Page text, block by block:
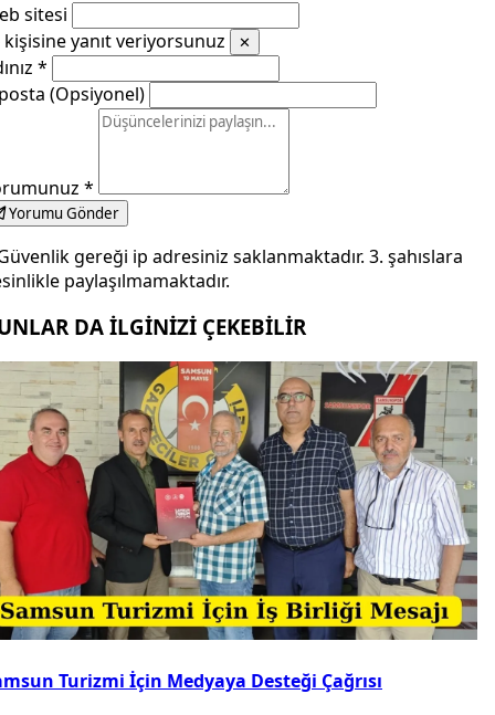
sitesi
kişisine yanıt veriyorsunuz
✕
*
(Opsiyonel)
*
Yorumu Gönder
gereği ip adresiniz saklanmaktadır. 3. şahıslara
paylaşılmamaktadır.
DA İLGİNİZİ ÇEKEBİLİR
Turizmi İçin Medyaya Desteği Çağrısı